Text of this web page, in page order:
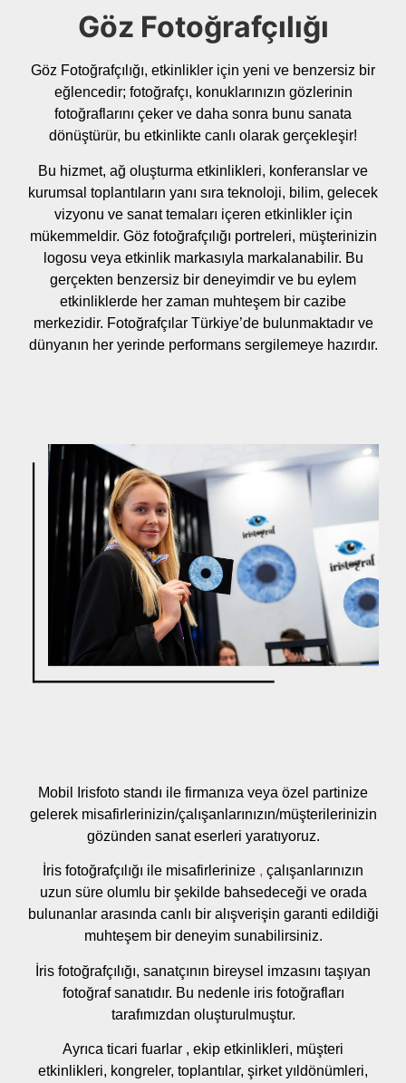
Göz Fotoğrafçılığı
Göz Fotoğrafçılığı, etkinlikler için yeni ve benzersiz bir
eğlencedir; fotoğrafçı, konuklarınızın gözlerinin
fotoğraflarını çeker ve daha sonra bunu sanata
dönüştürür, bu etkinlikte canlı olarak gerçekleşir!
Bu hizmet, ağ oluşturma etkinlikleri, konferanslar ve
kurumsal toplantıların yanı sıra teknoloji, bilim, gelecek
vizyonu ve sanat temaları içeren etkinlikler için
mükemmeldir. Göz fotoğrafçılığı portreleri, müşterinizin
logosu veya etkinlik markasıyla markalanabilir. Bu
gerçekten benzersiz bir deneyimdir ve bu eylem
etkinliklerde her zaman muhteşem bir cazibe
merkezidir. Fotoğrafçılar Türkiye’de bulunmaktadır ve
dünyanın her yerinde performans sergilemeye hazırdır.
Mobil Irisfoto standı ile firmanıza veya özel partinize
gelerek misafirlerinizin/çalışanlarınızın/müşterilerinizin
gözünden sanat eserleri yaratıyoruz.
İris fotoğrafçılığı ile misafirlerinize , çalışanlarınızın
uzun süre olumlu bir şekilde bahsedeceği ve orada
bulunanlar arasında canlı bir alışverişin garanti edildiği
muhteşem bir deneyim sunabilirsiniz.
İris fotoğrafçılığı, sanatçının bireysel imzasını taşıyan
fotoğraf sanatıdır. Bu nedenle iris fotoğrafları
tarafımızdan oluşturulmuştur.
Ayrıca ticari fuarlar , ekip etkinlikleri, müşteri
etkinlikleri, kongreler, toplantılar, şirket yıldönümleri,